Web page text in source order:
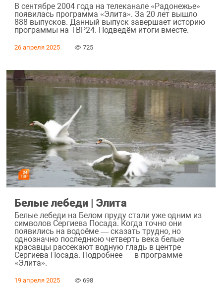
В сентябре 2004 года на телеканале «Радонежье»
появилась программа «Элита». За 20 лет вышло
888 выпусков. Данный выпуск завершает историю
программы на ТВР24. Подведём итоги вместе.
26 апреля 2025 725
Белые лебеди | Элита
Белые лебеди на Белом пруду стали уже одним из
символов Сергиева Посада. Когда точно они
появились на водоёме — сказать трудно, но
однозначно последнюю четверть века белые
красавцы рассекают водную гладь в центре
Сергиева Посада. Подробнее — в программе
«Элита».
19 апреля 2025 698